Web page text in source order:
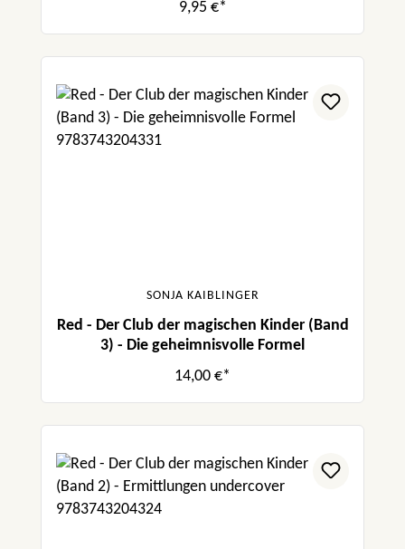
9,95 €*
SONJA KAIBLINGER
Red - Der Club der magischen Kinder (Band
3) - Die geheimnisvolle Formel
14,00 €*